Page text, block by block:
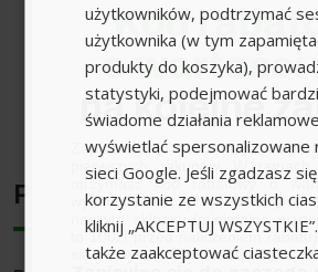
Parametry techniczne
Ciężar (kg)
Rozwiń pełen opis
Producent
użytkowników, podtrzymać
użytkownika (w tym
produkty do koszyka),
statystyki, podejmować
świadome działania
wyświetlać spersonalizowane
sieci Google. Jeśli zgadzasz
korzystanie ze wszystkich
kliknij „AKCEPTUJ
także zaakceptować
Kod
o wartości
na kolejne
Zapisz się do newslettera, załóż
pierwszych zakupów. W ramach
otrzymasz kod rabatowy o
wykorzystania przy kolejnym
naszym sklepie (minimalna
to 100zł przed naliczeniem
się z innymi kodami rabatowymi.